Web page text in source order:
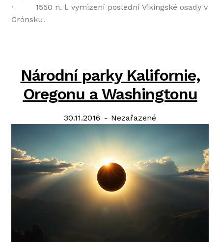
· 1550 n. l. vymizení poslední Vikingské osady v
Grónsku.
Národní parky Kalifornie,
Oregonu a Washingtonu
Posted
30.11.2016 Categories:
Nezařazené